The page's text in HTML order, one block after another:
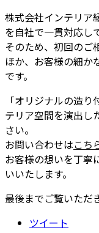
株式会社インテリア
を自社で一貫対応し
そのため、初回のご
ほか、お客様の細か
です。
「オリジナルの造
テリア空間を演出し
さい。
お問い合わせはこち
お客様の想いを丁寧
いいたします。
最後までご覧いただ
ツイート